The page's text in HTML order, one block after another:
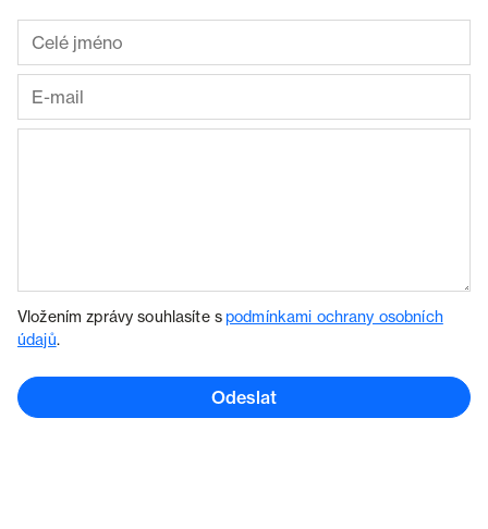
Vložením zprávy souhlasíte spodmínkami ochrany osobních
údajů.
Odeslat